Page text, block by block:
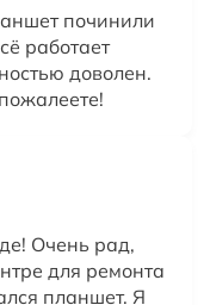
починили
работает
доволен.
Очень рад,
для ремонта
планшет. Я